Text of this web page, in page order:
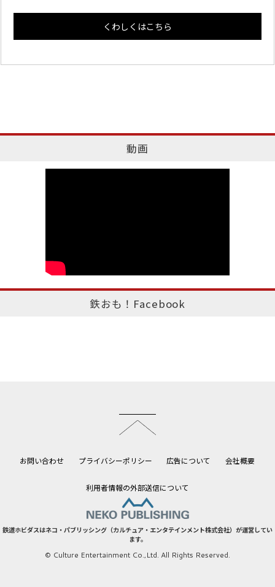
くわしくはこちら
動画
鉄おも！Facebook
お問い合わせ プライバシーポリシー 広告について 会社概要
利用者情報の外部送信について
鉄道ホビダスはネコ・パブリッシング（カルチュア・エンタテインメント株式会社）が運営してい
ます。
© Culture Entertainment Co.,Ltd. All Rights Reserved.